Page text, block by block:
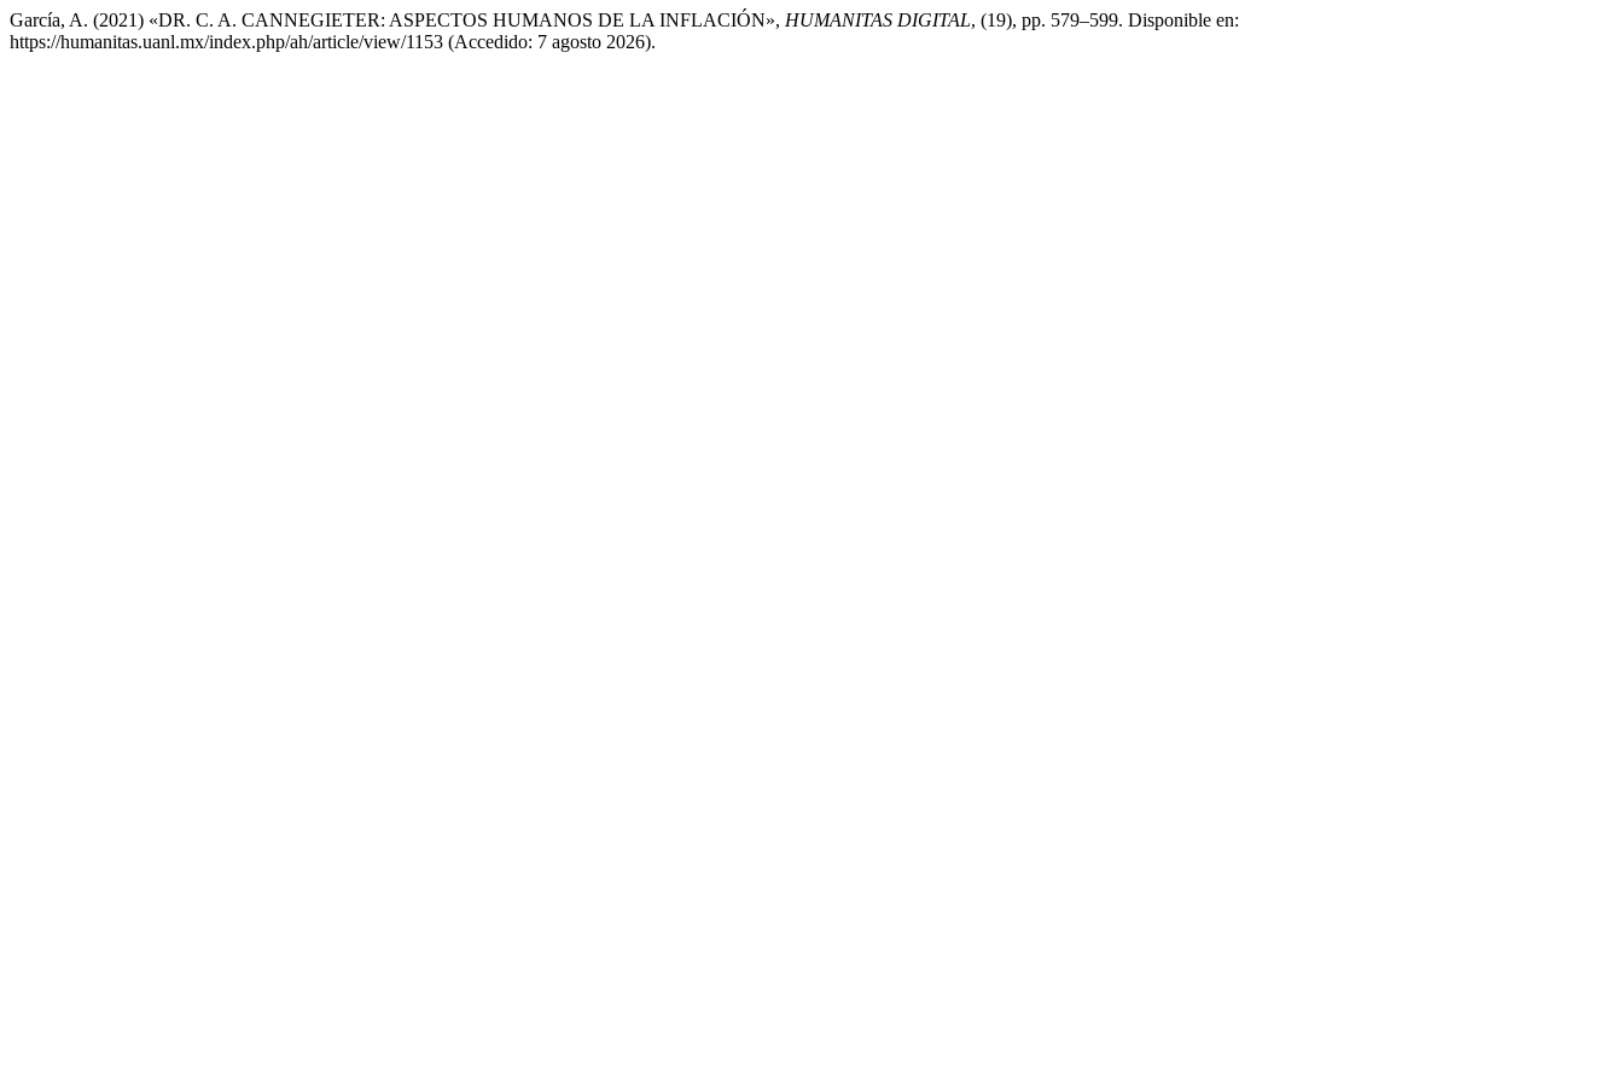
García, A. (2021) «DR. C. A. CANNEGIETER: ASPECTOS HUMANOS DE LA INFLACIÓN», HUMANITAS DIGITAL, (19), pp. 579–599. Disponible en:
https://humanitas.uanl.mx/index.php/ah/article/view/1153 (Accedido: 7 agosto 2026).